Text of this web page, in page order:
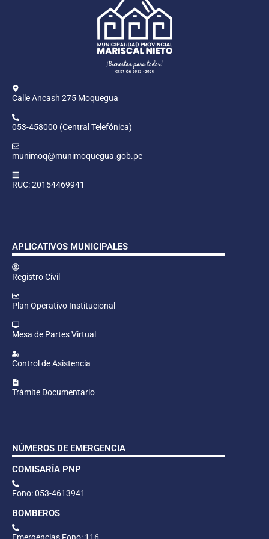
Calle Ancash 275 Moquegua
053-458000 (Central Telefónica)
munimoq@munimoquegua.gob.pe
RUC: 20154469941
APLICATIVOS MUNICIPALES
Registro Civil
Plan Operativo Institucional
Mesa de Partes Virtual
Control de Asistencia
Trámite Documentario
NÚMEROS DE EMERGENCIA
COMISARÍA PNP
Fono: 053-4613941
BOMBEROS